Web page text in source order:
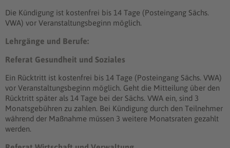
Die Kündigung ist kostenfrei bis 14 Tage (Posteingang Sächs.
VWA) vor Veranstaltungsbeginn möglich.
Lehrgänge und Berufe:
Referat Gesundheit und Soziales
Ein Rücktritt ist kostenfrei bis 14 Tage (Posteingang Sächs. VWA)
vor Veranstaltungsbeginn möglich. Geht die Mitteilung über den
Rücktritt später als 14 Tage bei der Sächs. VWA ein, sind 3
Monatsgebühren zu zahlen. Bei Kündigung durch den Teilnehmer
während der Maßnahme müssen 3 weitere Monatsraten gezahlt
werden.